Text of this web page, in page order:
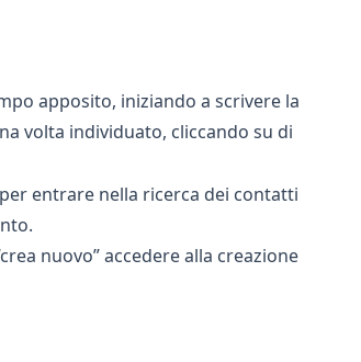
apposito, iniziando a scrivere la
volta individuato, cliccando su di
per entrare nella ricerca dei contatti
nuovo” accedere alla creazione